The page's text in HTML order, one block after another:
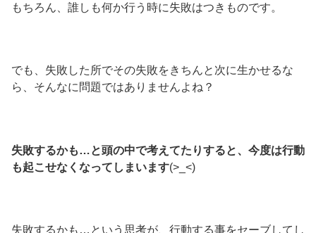
もちろん、誰しも何か行う時に失敗はつきものです。
でも、失敗した所でその失敗をきちんと次に生かせるな
ら、そんなに問題ではありませんよね？
失敗するかも…と頭の中で考えてたりすると、今度は行動
も起こせなくなってしまいます(>_<)
失敗するかも…という思考が、行動する事をセーブしてし